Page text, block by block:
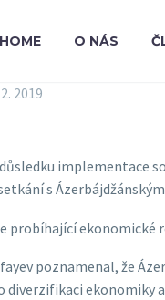
HOME O NÁS
2019
důsledku
s
probíhající ekonomické
poznamenal, že
ekonomiky